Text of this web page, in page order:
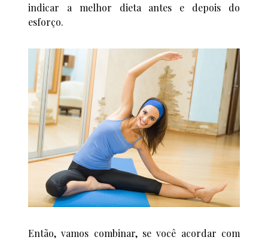
indicar a melhor dieta antes e depois do
esforço.
Então, vamos combinar, se você acordar com